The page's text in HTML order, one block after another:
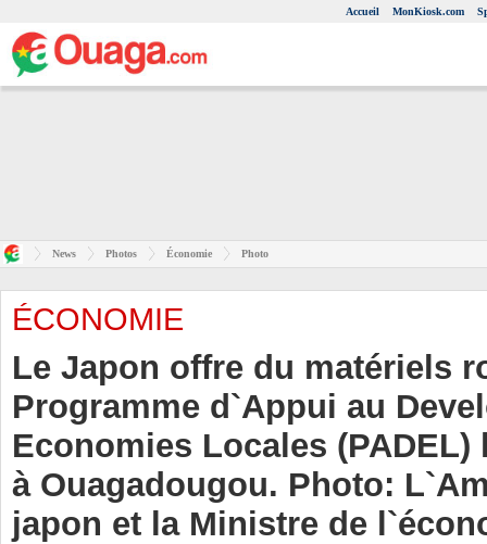
Accueil MonKiosk.com
News Photos Économie Photo
ÉCONOMIE
Le Japon offre du matériels
Programme d`Appui au
Economies Locales
à Ouagadougou. Photo:
japon et la Ministre de